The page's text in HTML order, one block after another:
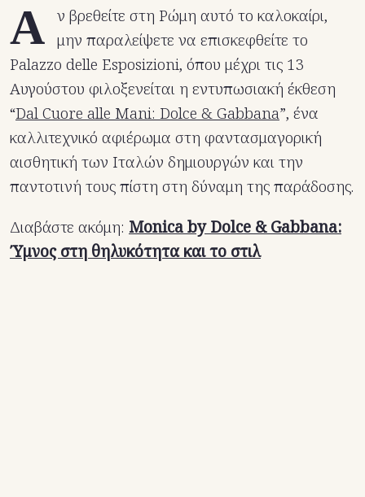
Α ν βρεθείτε στη Ρώμη αυτό το καλοκαίρι,
μην παραλείψετε να επισκεφθείτε το
Palazzo delle Esposizioni, όπου μέχρι τις 13
Αυγούστου φιλοξενείται η εντυπωσιακή έκθεση
“Dal Cuore alle Mani: Dolce & Gabbana”, ένα
καλλιτεχνικό αφιέρωμα στη φαντασμαγορική
αισθητική των Ιταλών δημιουργών και την
παντοτινή τους πίστη στη δύναμη της παράδοσης.
Διαβάστε ακόμη: Monica by Dolce & Gabbana:
Ύμνος στη θηλυκότητα και το στιλ